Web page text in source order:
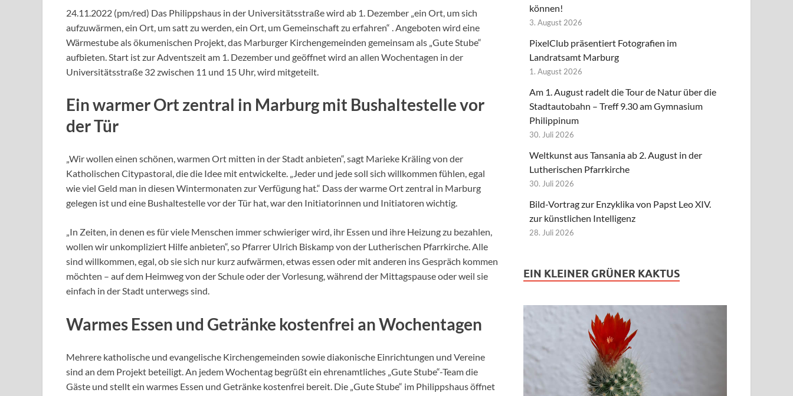
24.11.2022 (pm/red) Das Philippshaus in der Universitätsstraße wird ab 1. Dezember „ein Ort, um sich
aufzuwärmen, ein Ort, um satt zu werden, ein Ort, um Gemeinschaft zu erfahren“ . Angeboten wird eine
Wärmestube als ökumenischen Projekt, das Marburger Kirchengemeinden gemeinsam als „Gute Stube“
aufbieten. Start ist zur Adventszeit am 1. Dezember und geöffnet wird an allen Wochentagen in der
Universitätsstraße 32 zwischen 11 und 15 Uhr, wird mitgeteilt.
Ein warmer Ort zentral in Marburg mit Bushaltestelle vor
der Tür
„Wir wollen einen schönen, warmen Ort mitten in der Stadt anbieten“, sagt Marieke Kräling von der
Katholischen Citypastoral, die die Idee mit entwickelte. „Jeder und jede soll sich willkommen fühlen, egal
wie viel Geld man in diesen Wintermonaten zur Verfügung hat.“ Dass der warme Ort zentral in Marburg
gelegen ist und eine Bushaltestelle vor der Tür hat, war den Initiatorinnen und Initiatoren wichtig.
„In Zeiten, in denen es für viele Menschen immer schwieriger wird, ihr Essen und ihre Heizung zu bezahlen,
wollen wir unkompliziert Hilfe anbieten“, so Pfarrer Ulrich Biskamp von der Lutherischen Pfarrkirche. Alle
sind willkommen, egal, ob sie sich nur kurz aufwärmen, etwas essen oder mit anderen ins Gespräch kommen
möchten – auf dem Heimweg von der Schule oder der Vorlesung, während der Mittagspause oder weil sie
einfach in der Stadt unterwegs sind.
Warmes Essen und Getränke kostenfrei an Wochentagen
Mehrere katholische und evangelische Kirchengemeinden sowie diakonische Einrichtungen und Vereine
sind an dem Projekt beteiligt. An jedem Wochentag begrüßt ein ehrenamtliches „Gute Stube“-Team die
Gäste und stellt ein warmes Essen und Getränke kostenfrei bereit. Die „Gute Stube“ im Philippshaus öffnet
können!
3. August 2026
PixelClub präsentiert Fotografien im
Landratsamt Marburg
1. August 2026
Am 1. August radelt die Tour de Natur über die
Stadtautobahn – Treff 9.30 am Gymnasium
Philippinum
30. Juli 2026
Weltkunst aus Tansania ab 2. August in der
Lutherischen Pfarrkirche
30. Juli 2026
Bild-Vortrag zur Enzyklika von Papst Leo XIV.
zur künstlichen Intelligenz
28. Juli 2026
EIN KLEINER GRÜNER KAKTUS